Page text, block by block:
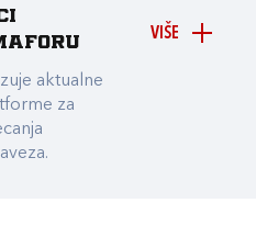
VIŠE
aktualne
za